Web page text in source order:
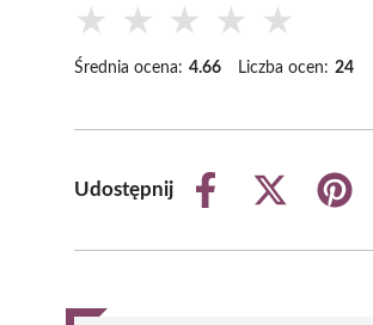
★ ★ ★ ★ ★
Średnia ocena: 4.66 Liczba ocen: 24
Udostępnij
Share
Share
(Twitter)
Share